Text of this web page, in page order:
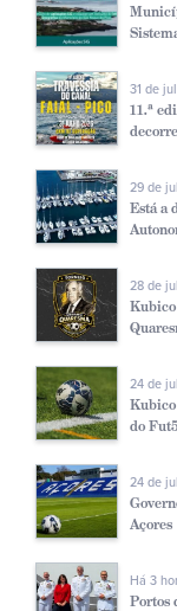
31 de
11.ª
29 de
Está a
28 de
24 de
Kubico
do
24 de
Açores
Há 3
Portos